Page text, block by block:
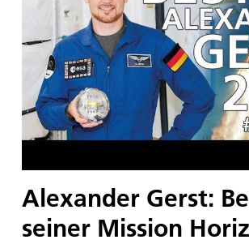
Alexander Gerst:
seiner Mission